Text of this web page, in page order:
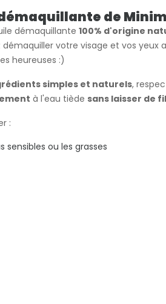
de
démaquillante 100% d'origine
démaquiller votre visage et vos
heureuses :)
simples et naturels,
à l'eau tiède sans laisser de
:
ou les grasses